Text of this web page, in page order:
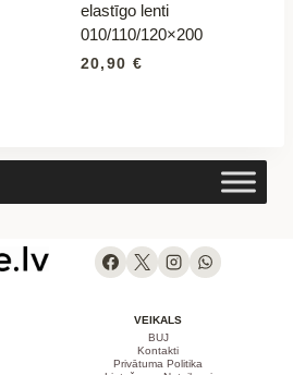
elastīgo lenti
010/110/120×200
20,90 €
VEIKALS
BUJ
Kontakti
Privātuma Politika